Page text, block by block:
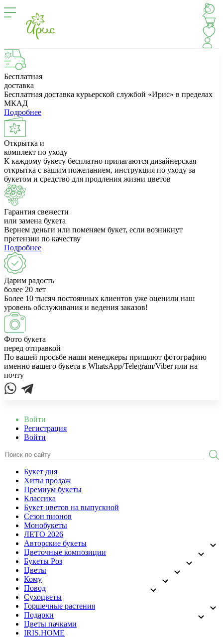
Бесплатная
доставка
Бесплатная доставка курьерской службой «Ирис» в пределах
МКАД
Подробнее
Открытка и
комплект по уходу
К каждому букету бесплатно прилагаются дизайнерская
открытка с вашим пожеланием, инструкция по уходу за
букетом и средство для продления жизни цветов
Гарантия свежести
или замена букета
Вернем деньги или поменяем букет, если возникнут
претензии по качеству
Подробнее
Дарим радость
более 20 лет
Более 10 тысяч постоянных клиентов уже оценили наш
уровень обслуживания и ведения заказов!
Фото букета
перед отправкой
По вашей просьбе наши менеджеры пришлют фотографию
именно вашего букета в WhatsApp/Telegram/Viber или на
почту
Войти
Регистрация
Войти
Букет дня
Хиты продаж
Премиум букеты
Классика
Букет цветов на выпускной
Сезон пионов
Монобукеты
ЛЕТО 2026
Авторские букеты
Цветочные композиции
Букеты Роз
Цветы
Кому
Повод
Сухоцветы
Горшечные растения
Подарки
Цветы пачками
IRIS.HOME